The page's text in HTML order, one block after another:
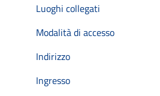
Luoghi collegati
Modalità di accesso
Indirizzo
Ingresso